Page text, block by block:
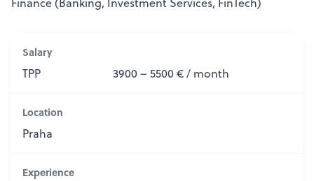
Salary
TPP 3900 – 5500 € / month
Location
Praha
Experience